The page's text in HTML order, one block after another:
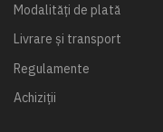
Modalități de plată
Livrare și transport
Regulamente
Achiziții